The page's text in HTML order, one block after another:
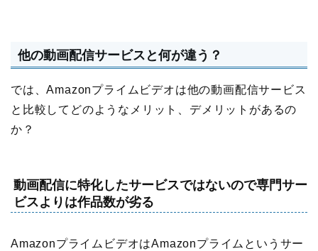
他の動画配信サービスと何が違う？
では、Amazonプライムビデオは他の動画配信サービス
と比較してどのようなメリット、デメリットがあるの
か？
動画配信に特化したサービスではないので専門サー
ビスよりは作品数が劣る
AmazonプライムビデオはAmazonプライムというサー